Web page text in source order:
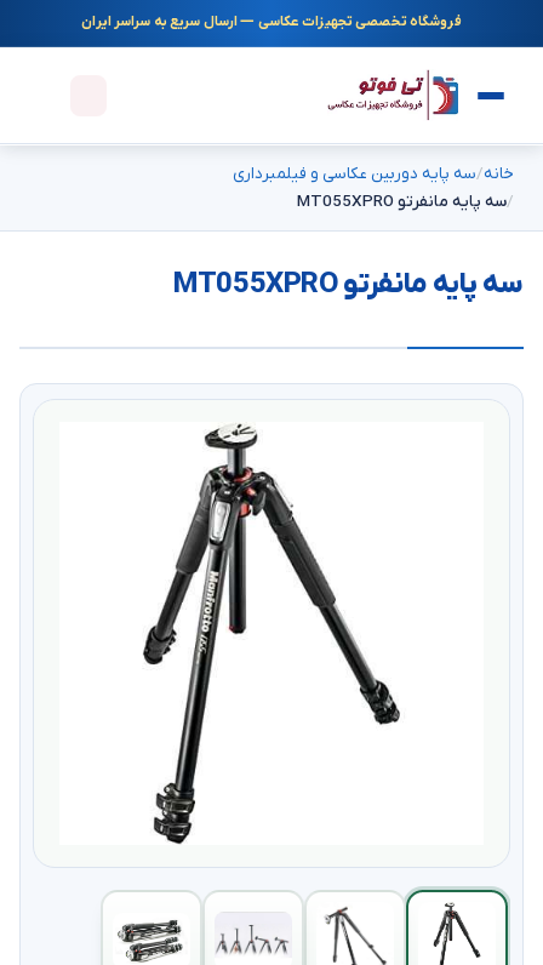
فروشگاه تخصصی تجهیزات عکاسی — ارسال سریع به سراسر ایران
خانه سه پایه دوربین عکاسی و فیلمبرداری
سه پایه مانفرتو MT055XPRO
سه پایه مانفرتو MT055XPRO